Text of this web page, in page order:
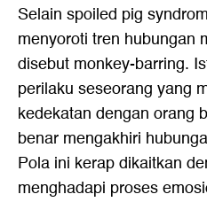
Selain spoiled pig
menyoroti tren hubungan
disebut monkey-barring.
perilaku seseorang yang
kedekatan dengan orang
benar mengakhiri
Pola ini kerap dikaitkan
menghadapi proses